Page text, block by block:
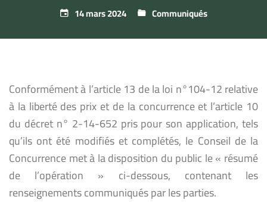
14 mars 2024 Communiqués
Conformément à l’article 13 de la loi n°104-12 relative
à la liberté des prix et de la concurrence et l’article 10
du décret n° 2-14-652 pris pour son application, tels
qu’ils ont été modifiés et complétés, le Conseil de la
Concurrence met à la disposition du public le « résumé
de l’opération » ci-dessous, contenant les
renseignements communiqués par les parties.